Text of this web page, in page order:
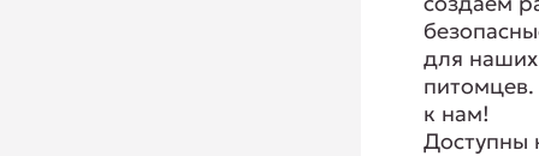
для
к нам!
Доступны